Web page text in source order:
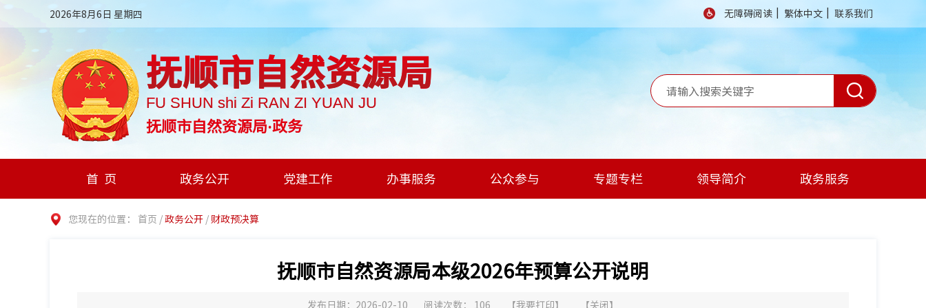
2026年8月6日 星期四 无障碍阅读 | 繁体中文 | 联系我们
抚顺市自然资源局
FU SHUN shi Zi RAN ZI YUAN JU
抚顺市自然资源局·政务
首页 政务公开 党建工作 办事服务 公众参与 专题专栏 领导简介 政务服务
您现在的位置： 首页 /政务公开 / 财政预决算
抚顺市自然资源局本级2026年预算公开说明
发布日期：2026-02-10 阅读次数： 106 【我要打印】 【关闭】